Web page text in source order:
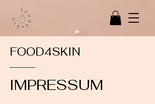
FOOD4SKIN
IMPRESSUM